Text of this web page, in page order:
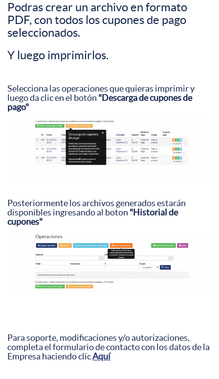
Podras crear un archivo en formato
PDF, con todos los cupones de pago
seleccionados.
Y luego imprimirlos.
Selecciona las operaciones que quieras imprimir y
luego da clic en el botón "Descarga de cupones de
pago"
Posteriormente los archivos generados estarán
disponibles ingresando al boton "Historial de
cupones"
Para soporte, modificaciones y/o autorizaciones,
completa el formulario de contacto con los datos de la
Empresa haciendo clicAquí